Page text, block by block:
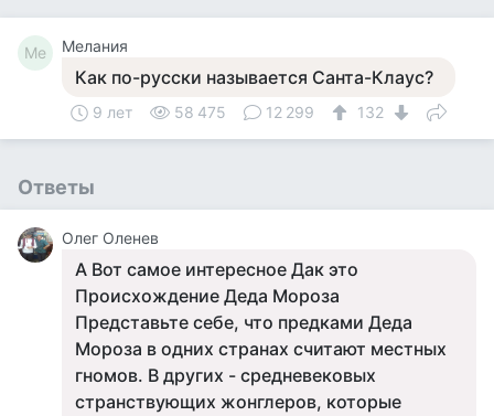
Ме Мелания
Как по-русски называется Санта-Клаус?
9 лет 58 475 12 299 132
Ответы
Олег Оленев
А Вот самое интересное Дак это
Происхождение Деда Мороза
Представьте себе, что предками Деда
Мороза в одних странах считают местных
гномов. В других - средневековых
странствующих жонглеров, которые